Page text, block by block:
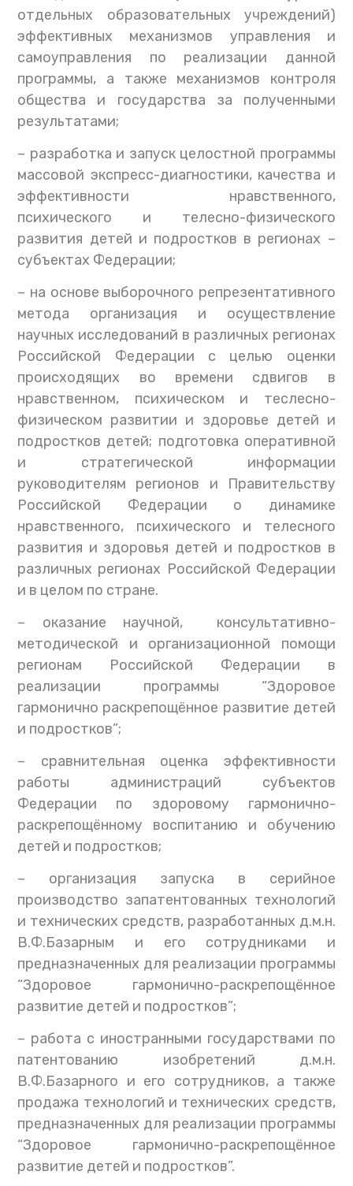
отдельных образовательных учреждений)
эффективных механизмов управления и
самоуправления по реализации данной
программы, а также механизмов контроля
общества и государства за полученными
результатами;
– разработка и запуск целостной программы
массовой экспресс-диагностики, качества и
эффективности нравственного,
психического и телесно-физического
развития детей и подростков в регионах –
субъектах Федерации;
– на основе выборочного репрезентативного
метода организация и осуществление
научных исследований в различных регионах
Российской Федерации с целью оценки
происходящих во времени сдвигов в
нравственном, психическом и теслесно-
физическом развитии и здоровье детей и
подростков детей; подготовка оперативной
и стратегической информации
руководителям регионов и Правительству
Российской Федерации о динамике
нравственного, психического и телесного
развития и здоровья детей и подростков в
различных регионах Российской Федерации
и в целом по стране.
–
оказание научной,
консультативно-
методической и организационной помощи
регионам Российской Федерации в
реализации программы “Здоровое
гармонично раскрепощённое развитие детей
и подростков”;
–
сравнительная оценка эффективности
работы администраций субъектов
Федерации по здоровому гармонично-
раскрепощённому воспитанию и обучению
детей и подростков;
–
организация запуска в серийное
производство запатентованных технологий
и технических средств, разработанных д.м.н.
В.Ф.Базарным и его сотрудниками и
предназначенных для реализации программы
“Здоровое гармонично-раскрепощённое
развитие детей и подростков”;
– работа с иностранными государствами по
патентованию изобретений д.м.н.
В.Ф.Базарного и его сотрудников, а также
продажа технологий и технических средств,
предназначенных для реализации программы
“Здоровое гармонично-раскрепощённое
развитие детей и подростков”.